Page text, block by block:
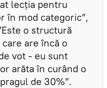
lecția pentru
în mod categoric”,
o structură
are încă o
vot - eu sunt
arăta în curând o
de 30%”.